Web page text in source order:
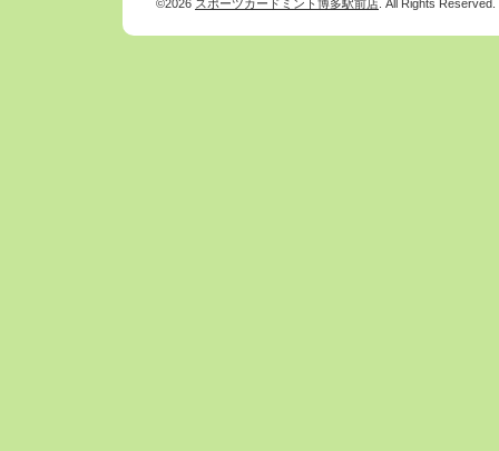
©2026 スポーツカードミント博多駅前店 . All Rights Reserved.